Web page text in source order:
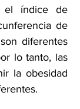
el índice de
de
diferentes
lo tanto, las
la obesidad